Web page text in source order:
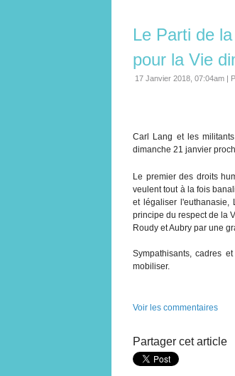
Le Parti de
pour la Vie
17 Janvier 2018, 07:04am |
Carl Lang et les
dimanche 21 janvier
Le premier des droits
veulent tout à la fois
et légaliser l'euthanasie,
principe du respect de la
Roudy et Aubry par une
Sympathisants, cadres
mobiliser.
Voir les commentaires
Partager cet article